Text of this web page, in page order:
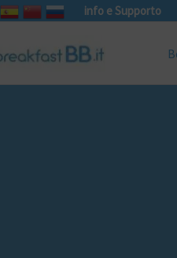
info e Supporto